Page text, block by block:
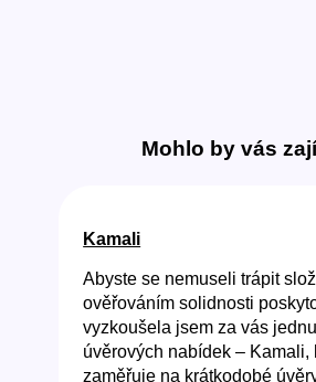
Mohlo by vás
Kamali
Abyste se nemuseli trápit
ověřováním solidnosti
vyzkoušela jsem za vás
úvěrových nabídek – Kamali,
zaměřuje na krátkodobé